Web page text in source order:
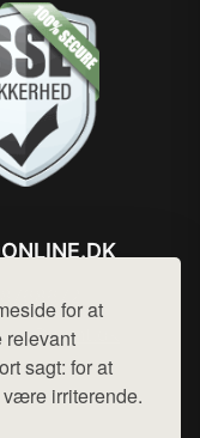
for at
relevant
sagt: for at
irriterende.
hej@want.dk
og privatlivspolitik